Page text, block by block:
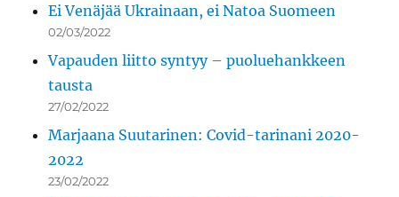
Ei Venäjää Ukrainaan, ei Natoa Suomeen
02/03/2022
Vapauden liitto syntyy – puoluehankkeen
tausta
27/02/2022
Marjaana Suutarinen: Covid-tarinani 2020-
2022
23/02/2022